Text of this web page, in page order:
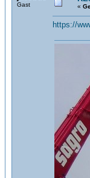
Gast «
https://